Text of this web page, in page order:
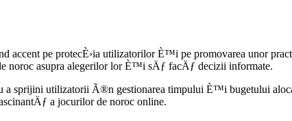
pe protecÈ›ia utilizatorilor È™i pe promovarea unor
asupra alegerilor lor È™i sÄƒ facÄƒ decizii informate.
sprijini utilizatorii Ã®n gestionarea timpului È™i bugetului
a jocurilor de noroc online.